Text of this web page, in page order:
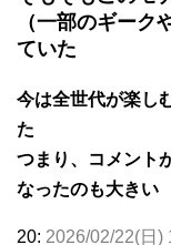
（一部のギーク
ていた
今は全世代が楽し
た
つまり、コメント
なったのも大きい
20: 2026/02/22(日)